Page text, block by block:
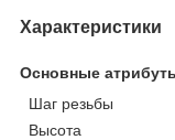
Характеристики
Основные
Шаг резьбы
Высота